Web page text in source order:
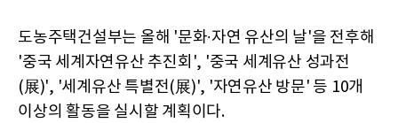
도농주택건설부는 올해 '문화∙자연 유산의 날'을 전후해
'중국 세계자연유산 추진회', '중국 세계유산 성과전
(展)', '세계유산 특별전(展)', '자연유산 방문' 등 10개
이상의 활동을 실시할 계획이다.